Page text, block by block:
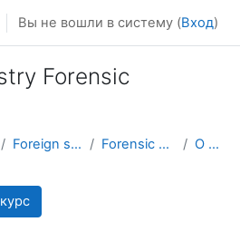
Вы не вошли в систему (Вход)
Forensic
Foreign students Forensic medicine О курсе